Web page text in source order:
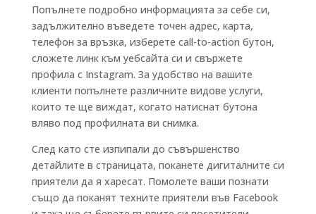
Попълнете подробно информацията за себе си,
задължително въведете точен адрес, карта,
телефон за връзка, изберете call-to-action бутон,
сложете линк към уебсайта си и свържете
профила с Instagram. За удобство на вашите
клиенти попълнете различните видове услуги,
които те ще виждат, когато натиснат бутона
вляво под профилната ви снимка.
След като сте изпипали до съвършенство
детайлите в страницата, поканете дигиталните си
приятели да я харесат. Помолете ваши познати
също да поканят техните приятели във Facebook